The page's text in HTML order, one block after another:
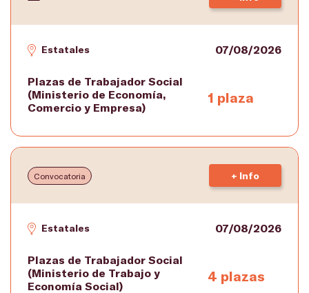
Estatales 07/08/2026
Plazas de Trabajador Social
(Ministerio de Economía,
Comercio y Empresa)
1 plaza
Convocatoria + Info
Estatales 07/08/2026
Plazas de Trabajador Social
(Ministerio de Trabajo y
Economía Social)
4 plazas